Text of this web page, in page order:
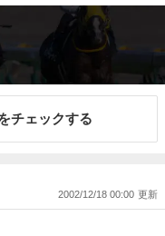
チェックする
2002/12/18 00:00